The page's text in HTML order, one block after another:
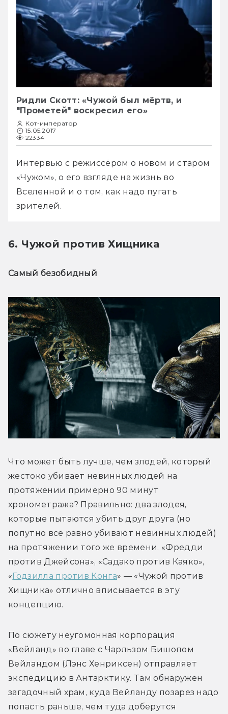
Ридли Скотт: «Чужой был мёртв, и
"Прометей" воскресил его»
Кот-император
15.05.2017
22334
Интервью с режиссёром о новом и старом
«Чужом», о его взгляде на жизнь во
Вселенной и о том, как надо пугать
зрителей.
6. Чужой против Хищника
Самый безобидный
Что может быть лучше, чем злодей, который
жестоко убивает невинных людей на
протяжении примерно 90 минут
хронометража? Правильно: два злодея,
которые пытаются убить друг друга (но
попутно всё равно убивают невинных людей)
на протяжении того же времени. «Фредди
против Джейсона», «Садако против Каяко»,
«Годзилла против Конга» — «Чужой против
Хищника» отлично вписывается в эту
концепцию.
По сюжету неугомонная корпорация
«Вейланд» во главе с Чарльзом Бишопом
Вейландом (Лэнс Хенриксен) отправляет
экспедицию в Антарктику. Там обнаружен
загадочный храм, куда Вейланду позарез надо
попасть раньше, чем туда доберутся